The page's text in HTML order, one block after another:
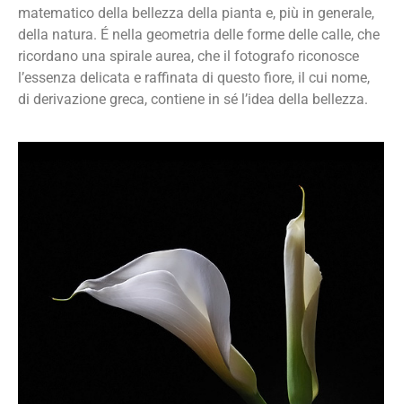
matematico della bellezza della pianta e, più in generale,
della natura. É nella geometria delle forme delle calle, che
ricordano una spirale aurea, che il fotografo riconosce
l’essenza delicata e raffinata di questo fiore, il cui nome,
di derivazione greca, contiene in sé l’idea della bellezza.